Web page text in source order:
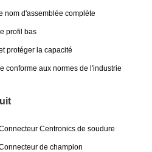
nom d'assemblée complète
profil bas
protéger la capacité
conforme aux normes de l'industrie
Centronics de soudure
de champion